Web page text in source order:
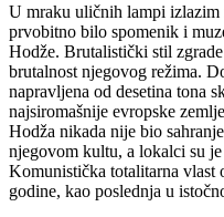
U mraku uličnih lampi izlazim
prvobitno bilo spomenik i
Hodže. Brutalistički stil
brutalnost njegovog režima.
napravljena od desetina tona
najsiromašnije evropske
Hodža nikada nije bio
njegovom kultu, a lokalci su
Komunistička totalitarna vlast
godine, kao poslednja u